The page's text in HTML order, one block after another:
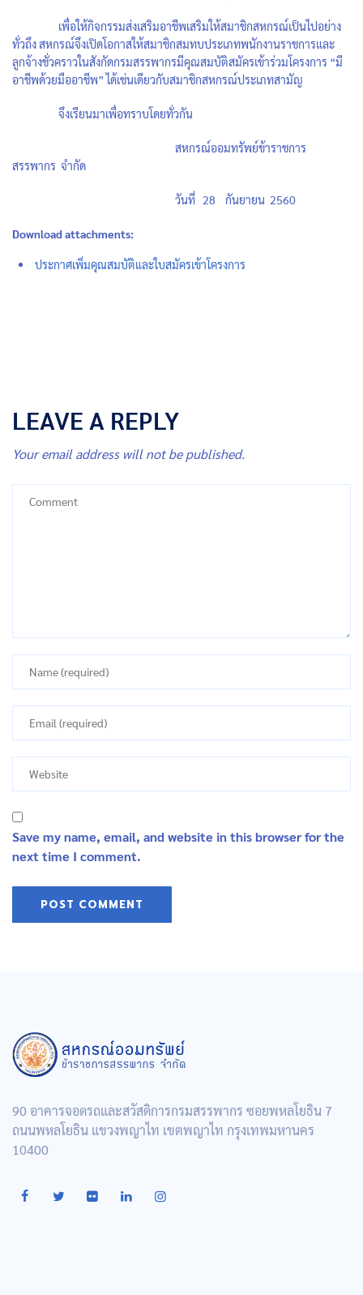
เพื่อให้กิจกรรมส่งเสริมอาชีพเสริมให้สมาชิกสหกรณ์เป็นไปอย่าง
ทั่วถึง สหกรณ์จึงเปิดโอกาสให้สมาชิกสมทบประเภทพนักงานราชการและ
ลูกจ้างชั่วคราวในสังกัดกรมสรรพากรมีคุณสมบัติสมัครเข้าร่วมโครงการ “มี
อาชีพด้วยมืออาชีพ” ได้เช่นเดียวกับสมาชิกสหกรณ์ประเภทสามัญ
จึงเรียนมาเพื่อทราบโดยทั่วกัน
สหกรณ์ออมทรัพย์ข้าราชการ
สรรพากร จำกัด
วันที่ 28 กันยายน 2560
Download attachments:
ประกาศเพิ่มคุณสมบัติและใบสมัครเข้าโครงการ
LEAVE A REPLY
Your email address will not be published.
Save my name, email, and website in this browser for the
next time I comment.
90 อาคารจอดรถและสวัสดิการกรมสรรพากร ซอยพหลโยธิน 7
ถนนพหลโยธิน แขวงพญาไท เขตพญาไท กรุงเทพมหานคร
10400